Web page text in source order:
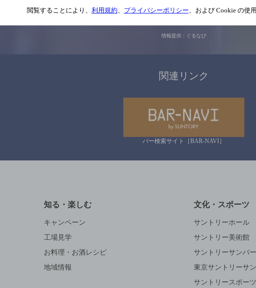
ーや営業時間などの掲載情報については、予告なしに変更されることがありますので、 念の
情報提供：ぐるなび
関連リンク
バー検索サイト［BAR-NAVI］
知る・楽しむ
キャンペーン
工場見学
お料理・お酒レシピ
地域情報
文化・スポーツ
サントリーホール
サントリー美術館
サントリーサンバ
東京サントリーサ
サントリースポーツ
閲覧することにより、 利用規約、 プライバシーポリシー、および Cookie の使